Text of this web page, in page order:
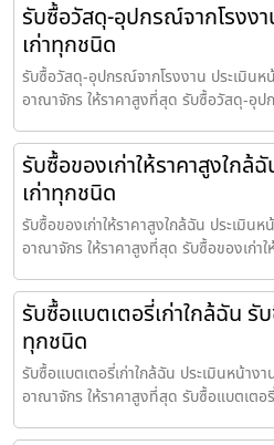
รับซื้อวัสดุ-อุปกรณ์จากโรงง
เก่าทุกชนิด
รับซื้อวัสดุ-อุปกรณ์จากโรงงาน ประเมิน
อาณาจักร ให้ราคาสูงที่สุด รับซื้อวัสดุ-อุป
รับซื้อของเก่าให้ราคาสูงใกล้
เก่าทุกชนิด
รับซื้อของเก่าให้ราคาสูงใกล้ฉัน ประเมิน
อาณาจักร ให้ราคาสูงที่สุด รับซื้อของเก่าใ
รับซื้อแบตเตอรี่เก่าใกล้ฉัน รั
ทุกชนิด
รับซื้อแบตเตอรี่เก่าใกล้ฉัน ประเมินหน้าง
อาณาจักร ให้ราคาสูงที่สุด รับซื้อแบตเตอรี่